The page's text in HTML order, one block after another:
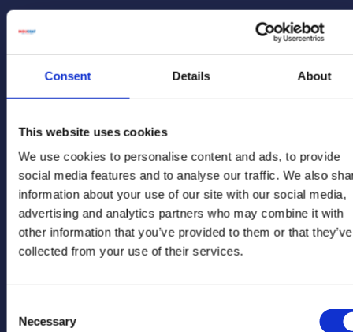
Consent Details About
This website uses cookies
We use cookies to personalise content and ads, to provide
social media features and to analyse our traffic. We also
information about your use of our site with our social media,
advertising and analytics partners who may combine it with
other information that you’ve provided to them or that they’ve
collected from your use of their services.
Selection
Necessary
Wat kan Inducoat voor jou besparen?
Maak met de besparingscalculator een
indicatieve inschatting voor jouw situatie.
Naar de besparingscalculator